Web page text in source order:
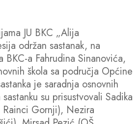
JU BKC „Alija
održan sastanak, na
a Fahrudina Sinanovića,
škola sa područja Općine
je saradnja osnovnih
su prisustvovali Sadika
Gornji), Nezira